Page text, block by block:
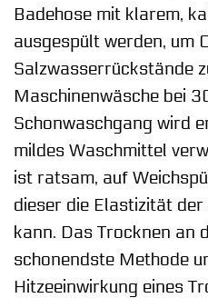
Badehose mit klarem,
ausgespült werden, um
Salzwasserrückstände
Maschinenwäsche bei
Schonwaschgang wird
mildes Waschmittel
ist ratsam, auf
dieser die Elastizität
kann. Das Trocknen an
schonendste Methode
Hitzeeinwirkung eines